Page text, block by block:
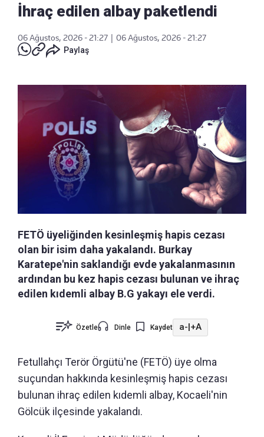
İhraç edilen albay paketlendi
06 Ağustos, 2026 - 21:27
06 Ağustos, 2026 - 21:27
Paylaş
FETÖ üyeliğinden kesinleşmiş hapis cezası
olan bir isim daha yakalandı. Burkay
Karatepe'nin saklandığı evde yakalanmasının
ardından bu kez hapis cezası bulunan ve ihraç
edilen kıdemli albay B.G yakayı ele verdi.
Özetle Dinle Kaydet a-|+A
Fetullahçı Terör Örgütü'ne (FETÖ) üye olma
suçundan hakkında kesinleşmiş hapis cezası
bulunan ihraç edilen kıdemli albay, Kocaeli'nin
Gölcük ilçesinde yakalandı.